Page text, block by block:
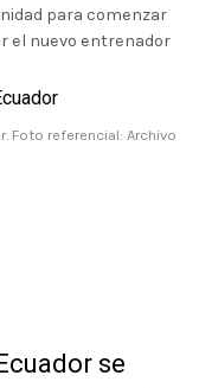
para comenzar
el nuevo entrenador
Foto referencial: Archivo
se